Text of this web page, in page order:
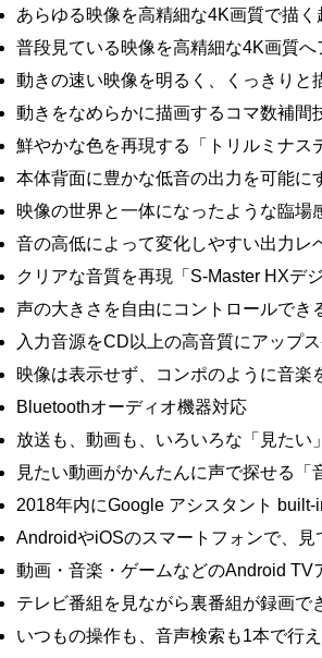
あらゆる映像を高精細な4K画質で描
普段見ている映像を高精細な4K画質
動きの速い映像を明るく、くっきりと
動きをなめらかに描画するコマ数補間
鮮やかな色を再現する「トリルミナス
本体背面に豊かな低音の出力を可能
映像の世界と一体になったような臨場
音の高低によって変化しやすい出力レ
クリアな音質を再現「S-Master HXデ
声の大きさを自由にコントロールでき
入力音源をCD以上の高音質にアップ
映像は表示せず、コンポのように音楽
Bluetoothオーディオ機器対応
放送も、動画も、いろいろな「見た
見たい動画がかんたんに声で探せる「
2018年内にGoogle アシスタント built-
AndroidやiOSのスマートフォンで、見
動画・音楽・ゲームなどのAndroid TV
テレビ番組を見ながら裏番組が録画
いつもの操作も、音声検索も1本で行